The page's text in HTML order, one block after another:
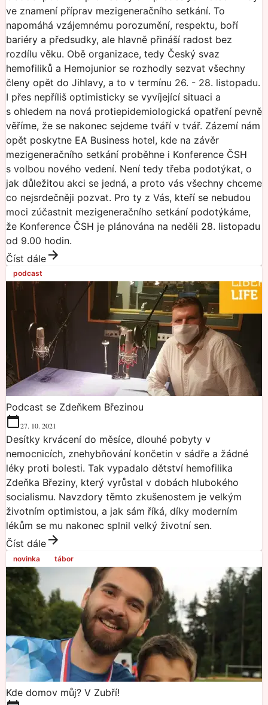
ve znamení příprav mezigeneračního setkání. To
napomáhá vzájemnému porozumění, respektu, boří
bariéry a předsudky, ale hlavně přináší radost bez
rozdílu věku. Obě organizace, tedy Český svaz
hemofiliků a Hemojunior se rozhodly sezvat všechny
členy opět do Jihlavy, a to v termínu 26. - 28. listopadu.
I přes nepříliš optimisticky se vyvíjející situaci a
s ohledem na nová protiepidemiologická opatření pevně
věříme, že se nakonec sejdeme tváří v tvář. Zázemí nám
opět poskytne EA Business hotel, kde na závěr
mezigeneračního setkání proběhne i Konference ČSH
s volbou nového vedení. Není tedy třeba podotýkat, o
jak důležitou akci se jedná, a proto vás všechny chceme
co nejsrdečněji pozvat. Pro ty z Vás, kteří se nebudou
moci zúčastnit mezigeneračního setkání podotýkáme,
že Konference ČSH je plánována na neděli 28. listopadu
od 9.00 hodin.
Číst dále
podcast
Podcast se Zdeňkem Březinou
27. 10. 2021
Desítky krvácení do měsíce, dlouhé pobyty v
nemocnicích, znehybňování končetin v sádře a žádné
léky proti bolesti. Tak vypadalo dětství hemofilika
Zdeňka Březiny, který vyrůstal v dobách hlubokého
socialismu. Navzdory těmto zkušenostem je velkým
životním optimistou, a jak sám říká, díky moderním
lékům se mu nakonec splnil velký životní sen.
Číst dále
novinka tábor
Kde domov můj? V Zubří!